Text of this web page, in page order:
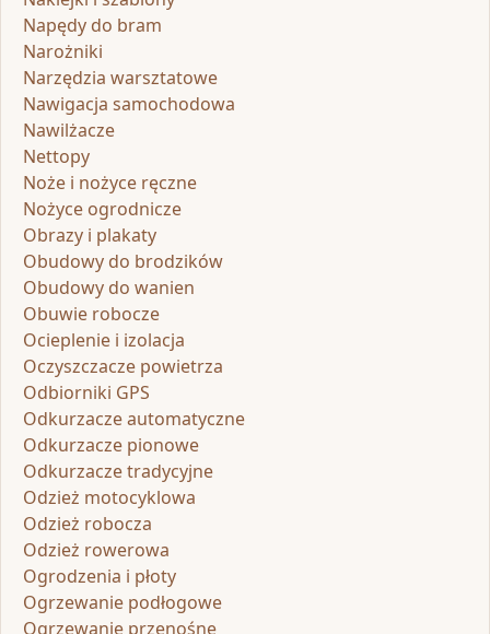
Napędy do bram
Narożniki
Narzędzia warsztatowe
Nawigacja samochodowa
Nawilżacze
Nettopy
Noże i nożyce ręczne
Nożyce ogrodnicze
Obrazy i plakaty
Obudowy do brodzików
Obudowy do wanien
Obuwie robocze
Ocieplenie i izolacja
Oczyszczacze powietrza
Odbiorniki GPS
Odkurzacze automatyczne
Odkurzacze pionowe
Odkurzacze tradycyjne
Odzież motocyklowa
Odzież robocza
Odzież rowerowa
Ogrodzenia i płoty
Ogrzewanie podłogowe
Ogrzewanie przenośne